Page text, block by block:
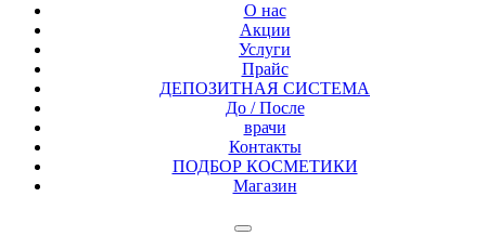
О нас
Акции
Услуги
Прайс
ДЕПОЗИТНАЯ СИСТЕМА
До / После
врачи
Контакты
ПОДБОР КОСМЕТИКИ
Магазин